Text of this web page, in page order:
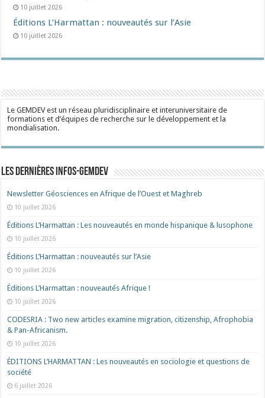
10 juillet 2026
Éditions L’Harmattan : nouveautés sur l’Asie
10 juillet 2026
Le GEMDEV est un réseau pluridisciplinaire et interuniversitaire de
formations et d’équipes de recherche sur le développement et la
mondialisation.
Les dernières Infos-Gemdev
Newsletter Géosciences en Afrique de l’Ouest et Maghreb
10 juillet 2026
Éditions L’Harmattan : Les nouveautés en monde hispanique & lusophone
10 juillet 2026
Éditions L’Harmattan : nouveautés sur l’Asie
10 juillet 2026
Éditions L’Harmattan : nouveautés Afrique !​
10 juillet 2026
CODESRIA : Two new articles examine migration, citizenship, Afrophobia
& Pan-Africanism.
10 juillet 2026
ÉDITIONS L’HARMATTAN : Les nouveautés en sociologie et questions de
société
6 juillet 2026